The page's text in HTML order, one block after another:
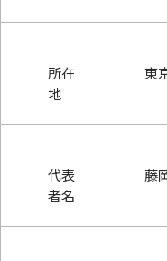
所在
地
東
代表
者名
藤